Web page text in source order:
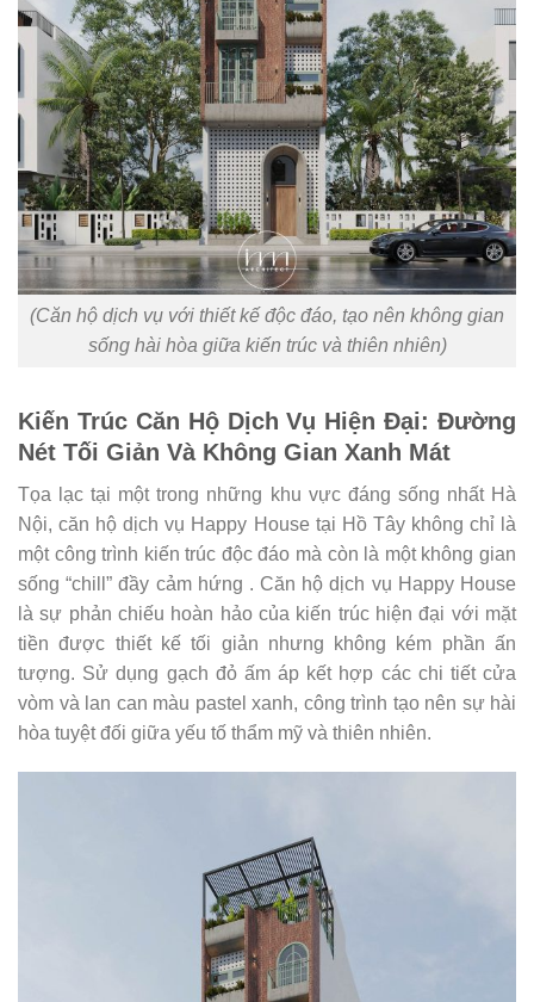
(Căn hộ dịch vụ với thiết kế độc đáo, tạo nên không gian
sống hài hòa giữa kiến trúc và thiên nhiên)
Kiến Trúc Căn Hộ Dịch Vụ Hiện Đại: Đường
Nét Tối Giản Và Không Gian Xanh Mát
Tọa lạc tại một trong những khu vực đáng sống nhất Hà
Nội, căn hộ dịch vụ Happy House tại Hồ Tây không chỉ là
một công trình kiến trúc độc đáo mà còn là một không gian
sống “chill” đầy cảm hứng . Căn hộ dịch vụ Happy House
là sự phản chiếu hoàn hảo của kiến trúc hiện đại với mặt
tiền được thiết kế tối giản nhưng không kém phần ấn
tượng. Sử dụng gạch đỏ ấm áp kết hợp các chi tiết cửa
vòm và lan can màu pastel xanh, công trình tạo nên sự hài
hòa tuyệt đối giữa yếu tố thẩm mỹ và thiên nhiên.